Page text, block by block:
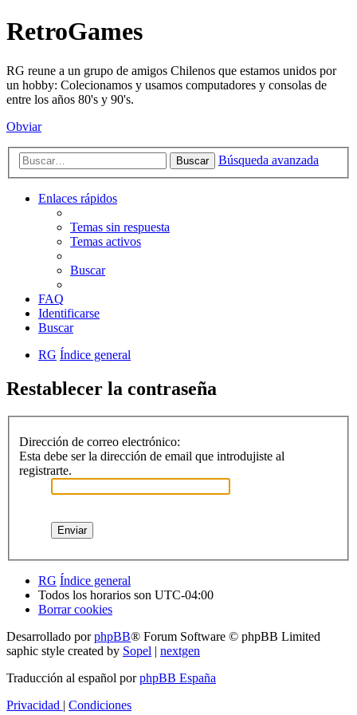
RetroGames
RG reune a un grupo de amigos Chilenos que estamos unidos por
un hobby: Colecionamos y usamos computadores y consolas de
entre los años 80's y 90's.
Obviar
Buscar Búsqueda avanzada
Enlaces rápidos
Temas sin respuesta
Temas activos
Buscar
FAQ
Identificarse
Buscar
RG Índice general
Restablecer la contraseña
Dirección de correo electrónico:
Esta debe ser la dirección de email que introdujiste al
registrarte.
RG Índice general
Todos los horarios son UTC-04:00
Borrar cookies
Desarrollado porphpBB® Forum Software © phpBB Limited
saphic style created by Sopel | nextgen
Traducción al español porphpBB España
Privacidad | Condiciones